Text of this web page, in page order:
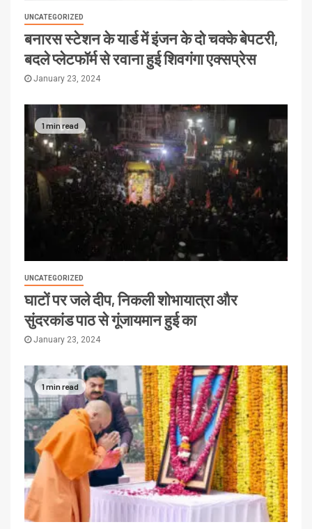
UNCATEGORIZED
बनारस स्टेशन के यार्ड में इंजन के दो चक्के बेपटरी,
बदले प्लेटफॉर्म से रवाना हुई शिवगंगा एक्सप्रेस
January 23, 2024
1 min read
UNCATEGORIZED
घाटों पर जले दीप, निकली शोभायात्रा और
सुंदरकांड पाठ से गूंजायमान हुई का
January 23, 2024
1 min read